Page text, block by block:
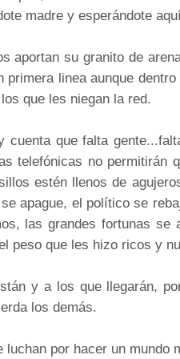
madre y esperándote
aportan su granito de
linea aunque
que les niegan la red.
cuenta que falta
telefónicas no permitirán
estén llenos de
apague, el político se
las grandes fortunas se
peso que les hizo ricos y
y a los que llegarán,
los demás.
luchan por hacer un mundo